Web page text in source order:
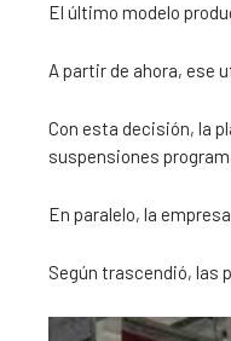
El último modelo
A partir de ahora, ese
Con esta decisión, la
suspensiones
En paralelo, la
Según trascendió, las